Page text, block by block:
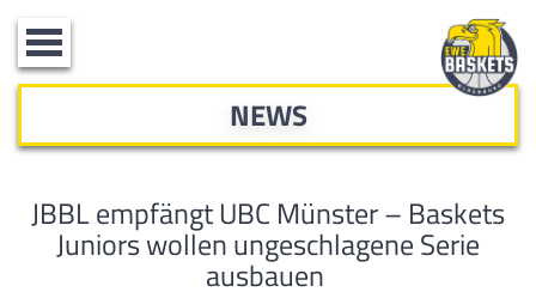
Toggle
navigation
NEWS
JBBL empfängt UBC Münster – Baskets
Juniors wollen ungeschlagene Serie
ausbauen